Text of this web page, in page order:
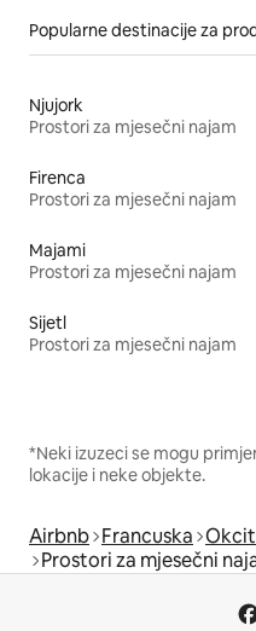
Popularne destinacije za
Njujork
Prostori za mjesečni najam
Firenca
Prostori za mjesečni najam
Majami
Prostori za mjesečni najam
Sijetl
Prostori za mjesečni najam
*Neki izuzeci se mogu
lokacije i neke objekte.
Airbnb Francuska
Prostori za mjesečni